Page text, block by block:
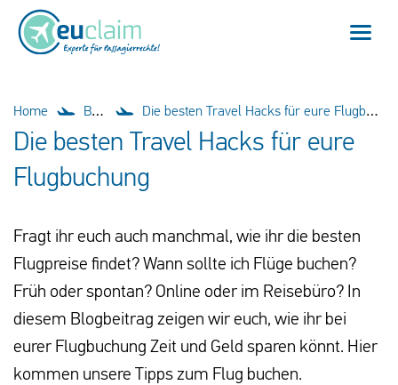
Home
Flugverspätung
Anschlussflug verpasst
EU-Fluggastrechte
Mein EUclaim
Home Blog Die besten Travel Hacks für eure Flugbuchung
Die besten Travel Hacks für eure
Flugbuchung
Fragt ihr euch auch manchmal, wie ihr die besten
Flugpreise findet? Wann sollte ich Flüge buchen?
Früh oder spontan? Online oder im Reisebüro? In
diesem Blogbeitrag zeigen wir euch, wie ihr bei
eurer Flugbuchung Zeit und Geld sparen könnt. Hier
kommen unsere Tipps zum Flug buchen.